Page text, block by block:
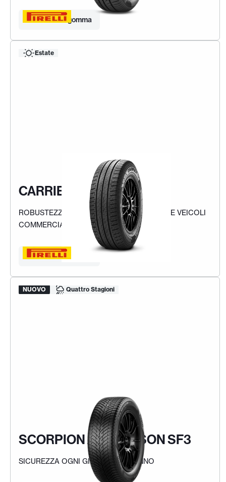
Trova la tua gomma
Estate
CARRIER
ROBUSTEZZA E SICUREZZA PER FURGONI E VEICOLI
COMMERCIALI LEGGERI
Trova la tua gomma
NUOVO Quattro Stagioni
SCORPION ALL SEASON SF3
SICUREZZA OGNI GIORNO DELL'ANNO